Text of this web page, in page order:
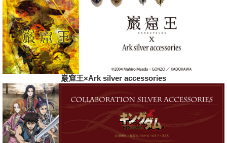
巌窟王×Ark silver accessories